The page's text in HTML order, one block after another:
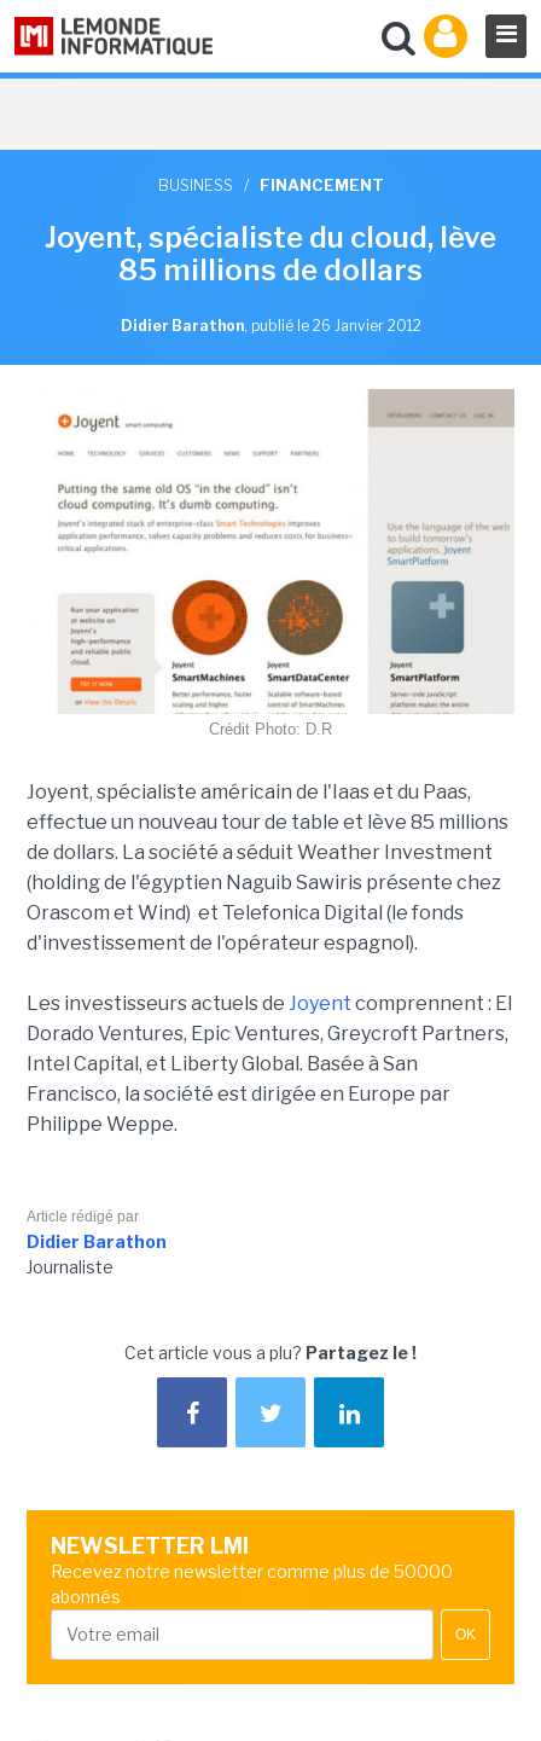
BUSINESS / FINANCEMENT
Joyent, spécialiste du cloud, lève
85 millions de dollars
Didier Barathon, publié le 26 Janvier 2012
Crédit Photo: D.R
Joyent, spécialiste américain de l'Iaas et du Paas,
effectue un nouveau tour de table et lève 85 millions
de dollars. La société a séduit Weather Investment
(holding de l'égyptien Naguib Sawiris présente chez
Orascom et Wind) et Telefonica Digital (le fonds
d'investissement de l'opérateur espagnol).
Les investisseurs actuels de Joyent comprennent : El
Dorado Ventures, Epic Ventures, Greycroft Partners,
Intel Capital, et Liberty Global. Basée à San
Francisco, la société est dirigée en Europe par
Philippe Weppe.
Article rédigé par
Didier Barathon
Journaliste
Cet article vous a plu? Partagez le !
NEWSLETTER LMI
Recevez notre newsletter comme plus de 50000
abonnés
OK